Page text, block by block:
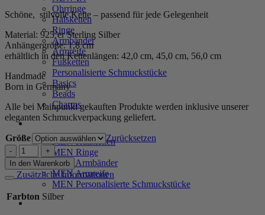
Ohrringe
Halsketten
Ringe
Armbänder
Armreife
Fußketten
Personalisierte Schmuckstücke
Basics
Beads
Charms
MEN
MEN Halsketten
MEN Ringe
MEN Armbänder
MEN Armreife
MEN Personalisierte Schmuckstücke
KIDS
Schöne, stilvolle Kette – passend für jede Gelegenheit
Material: 925’er Sterling Silber
Anhängergröße: 1,8 cm
erhältlich in den Kettenlängen: 42,0 cm, 45,0 cm, 56,0 cm
Handmade
Born in Germany
Alle bei Mainpunkt gekauften Produkte werden inklusive unserer
eleganten Schmuckverpackung geliefert.
Größe
Zurücksetzen
Kette
"Hayden"
No.2
aus
925
Sterling
In den Warenkorb
Zusätzliche Informationen
Farbton Silber